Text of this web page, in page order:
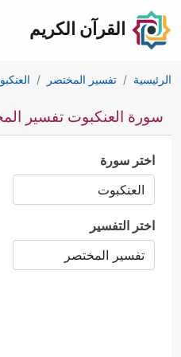
القرآن الكريم
الرئيسية تفسير المختصر
سورة العنكبوت تفسير
اختر سورة
اختر التفسير